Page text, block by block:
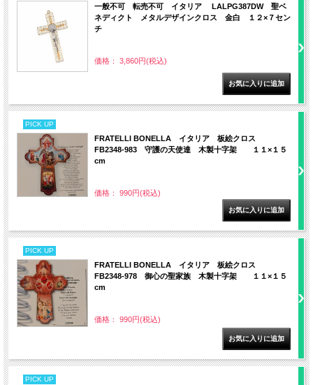
一般不可 転売不可 イタリア LALPG387DW 聖ベ
ネディクト メタルデザインクロス 金白 １２×７セン
チ
価格： 3,860円(税込)
PICK UP
FRATELLI BONELLA イタリア 板絵クロス
FB2348-983 守護の天使達 木製十字架 １１×１５
cm
価格： 990円(税込)
PICK UP
FRATELLI BONELLA イタリア 板絵クロス
FB2348-978 御心の聖家族 木製十字架 １１×１５
cm
価格： 990円(税込)
PICK UP